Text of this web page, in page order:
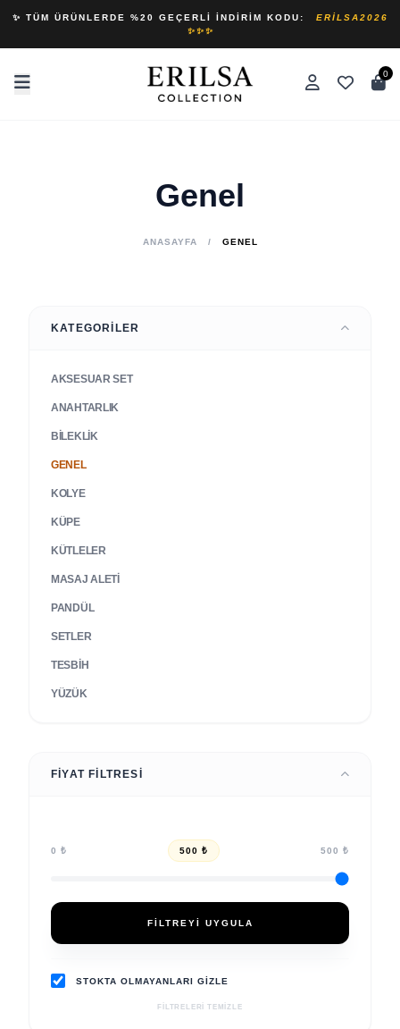
✨ TÜM ÜRÜNLERDE %20 GEÇERLI İNDIRIM KODU:
ERILSA2026
✨✨✨
0
Genel
ANASAYFA / GENEL
KATEGORILER
AKSESUAR SET
ANAHTARLIK
BILEKLIK
GENEL
KOLYE
KÜPE
KÜTLELER
MASAJ ALETI
PANDÜL
SETLER
TESBIH
YÜZÜK
FIYAT FILTRESI
0 ₺ 500 ₺ 500 ₺
FILTREYI UYGULA
STOKTA OLMAYANLARI GIZLE
FILTRELERI TEMIZLE